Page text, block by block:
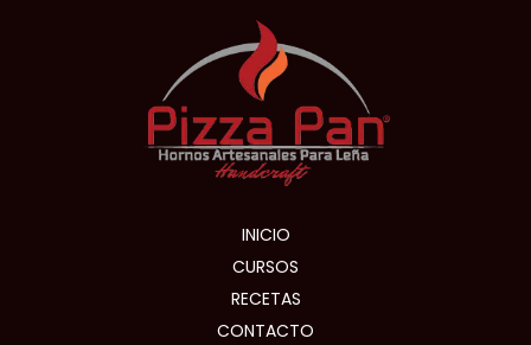
INICIO
CURSOS
RECETAS
CONTACTO